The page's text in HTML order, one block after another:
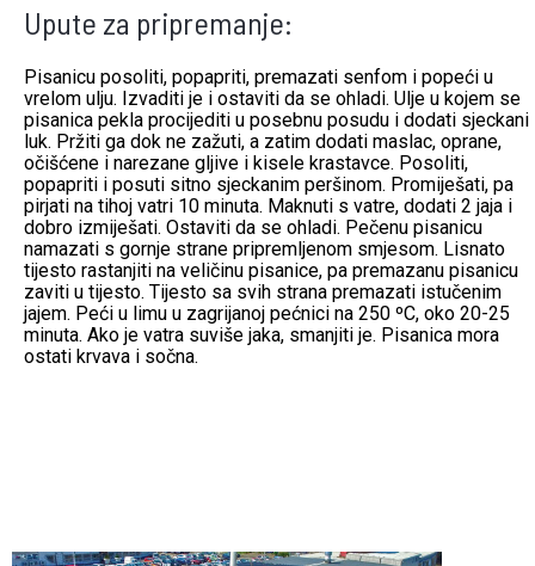
Upute za pripremanje:
Pisanicu posoliti, popapriti, premazati senfom i popeći u
vrelom ulju. Izvaditi je i ostaviti da se ohladi. Ulje u kojem se
pisanica pekla procijediti u posebnu posudu i dodati sjeckani
luk. Pržiti ga dok ne zažuti, a zatim dodati maslac, oprane,
očišćene i narezane gljive i kisele krastavce. Posoliti,
popapriti i posuti sitno sjeckanim peršinom. Promiješati, pa
pirjati na tihoj vatri 10 minuta. Maknuti s vatre, dodati 2 jaja i
dobro izmiješati. Ostaviti da se ohladi. Pečenu pisanicu
namazati s gornje strane pripremljenom smjesom. Lisnato
tijesto rastanjiti na veličinu pisanice, pa premazanu pisanicu
zaviti u tijesto. Tijesto sa svih strana premazati istučenim
jajem. Peći u limu u zagrijanoj pećnici na 250 ºC, oko 20-25
minuta. Ako je vatra suviše jaka, smanjiti je. Pisanica mora
ostati krvava i sočna.